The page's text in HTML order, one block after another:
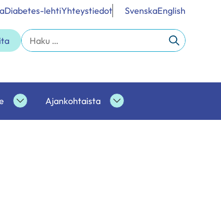
Diabetes-lehtiYhteystiedot SvenskaEnglish
Haku:
Ammattilaisille
alasivut
Ajankohtaista
Ajankohtaista
alasivut